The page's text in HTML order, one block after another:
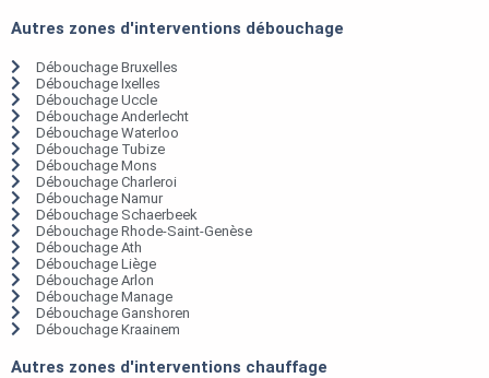
Autres zones d'interventions débouchage
Débouchage Bruxelles
Débouchage Ixelles
Débouchage Uccle
Débouchage Anderlecht
Débouchage Waterloo
Débouchage Tubize
Débouchage Mons
Débouchage Charleroi
Débouchage Namur
Débouchage Schaerbeek
Débouchage Rhode-Saint-Genèse
Débouchage Ath
Débouchage Liège
Débouchage Arlon
Débouchage Manage
Débouchage Ganshoren
Débouchage Kraainem
Autres zones d'interventions chauffage